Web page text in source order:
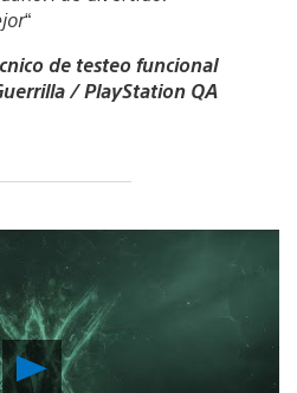
“
de testeo funcional
/ PlayStation QA
Reproducir
Video